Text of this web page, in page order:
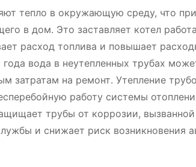
тепло в окружающую среду, что
в дом․ Это заставляет котел
расход топлива и повышает
вода в неутепленных трубах
затратам на ремонт․ Утепление
работу системы
трубы от коррозии,
и снижает риск возникновения